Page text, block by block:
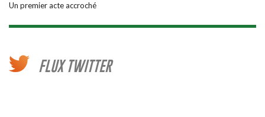
Un premier acte accroché
FLUX TWITTER